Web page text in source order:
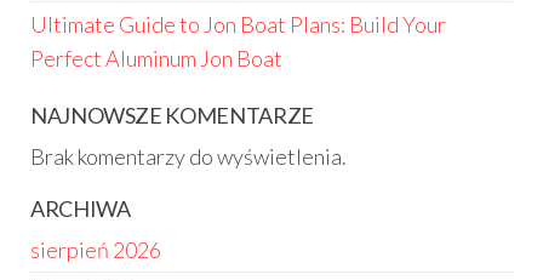
Ultimate Guide to Jon Boat Plans: Build Your
Perfect Aluminum Jon Boat
NAJNOWSZE KOMENTARZE
Brak komentarzy do wyświetlenia.
ARCHIWA
sierpień 2026